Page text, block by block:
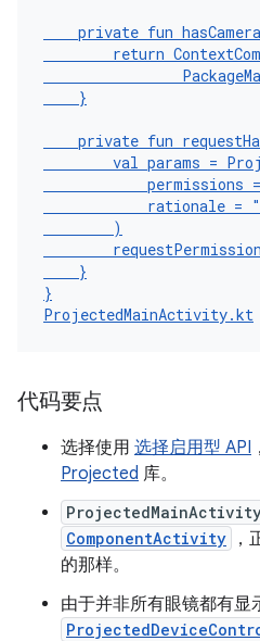
private fun
return
}
private fun
val params =
permissions =
rationale =
)
}
}
ProjectedMainActivity.kt
代码要点
选择使用 选择启用型 API
Projected 库。
ComponentActivity
，
的那样。
由于并非所有眼镜都有显